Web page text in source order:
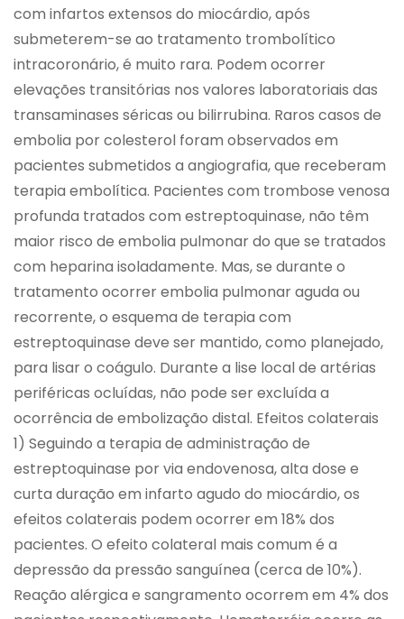
com infartos extensos do miocárdio, após
submeterem-se ao tratamento trombolítico
intracoronário, é muito rara. Podem ocorrer
elevações transitórias nos valores laboratoriais das
transaminases séricas ou bilirrubina. Raros casos de
embolia por colesterol foram observados em
pacientes submetidos a angiografia, que receberam
terapia embolítica. Pacientes com trombose venosa
profunda tratados com estreptoquinase, não têm
maior risco de embolia pulmonar do que se tratados
com heparina isoladamente. Mas, se durante o
tratamento ocorrer embolia pulmonar aguda ou
recorrente, o esquema de terapia com
estreptoquinase deve ser mantido, como planejado,
para lisar o coágulo. Durante a lise local de artérias
periféricas ocluídas, não pode ser excluída a
ocorrência de embolização distal. Efeitos colaterais
1) Seguindo a terapia de administração de
estreptoquinase por via endovenosa, alta dose e
curta duração em infarto agudo do miocárdio, os
efeitos colaterais podem ocorrer em 18% dos
pacientes. O efeito colateral mais comum é a
depressão da pressão sanguínea (cerca de 10%).
Reação alérgica e sangramento ocorrem em 4% dos